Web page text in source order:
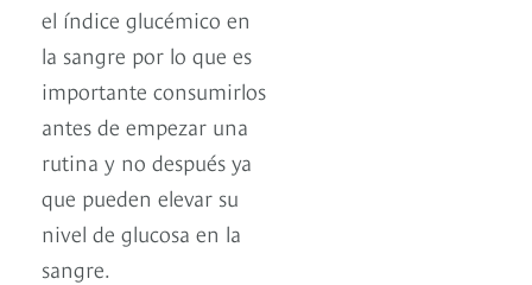
el índice glucémico en
la sangre por lo que es
importante consumirlos
antes de empezar una
rutina y no después ya
que pueden elevar su
nivel de glucosa en la
sangre.